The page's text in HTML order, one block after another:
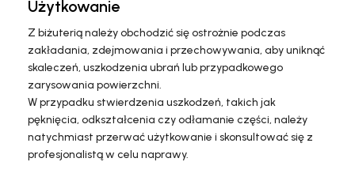
Użytkowanie
Z biżuterią należy obchodzić się ostrożnie podczas
zakładania, zdejmowania i przechowywania, aby uniknąć
skaleczeń, uszkodzenia ubrań lub przypadkowego
zarysowania powierzchni.
W przypadku stwierdzenia uszkodzeń, takich jak
pęknięcia, odkształcenia czy odłamanie części, należy
natychmiast przerwać użytkowanie i skonsultować się z
profesjonalistą w celu naprawy.